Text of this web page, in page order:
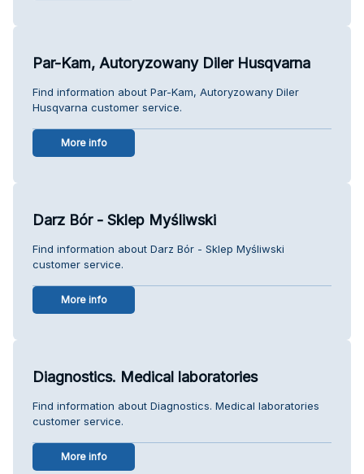
Par-Kam, Autoryzowany Diler Husqvarna
Find information about Par-Kam, Autoryzowany Diler
Husqvarna customer service.
More info
Darz Bór - Sklep Myśliwski
Find information about Darz Bór - Sklep Myśliwski
customer service.
More info
Diagnostics. Medical laboratories
Find information about Diagnostics. Medical laboratories
customer service.
More info